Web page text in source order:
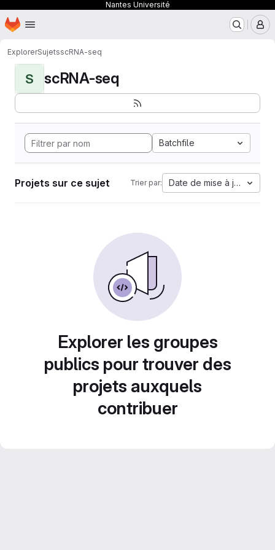
Nantes Université
Passer au contenu principal
Page d'accueil
ExplorerSujetsscRNA-seq
S scRNA-seq
Batchfile
Projets sur ce sujet Trier par: Date de mise à jour
Explorer les groupes
publics pour trouver des
projets auxquels
contribuer